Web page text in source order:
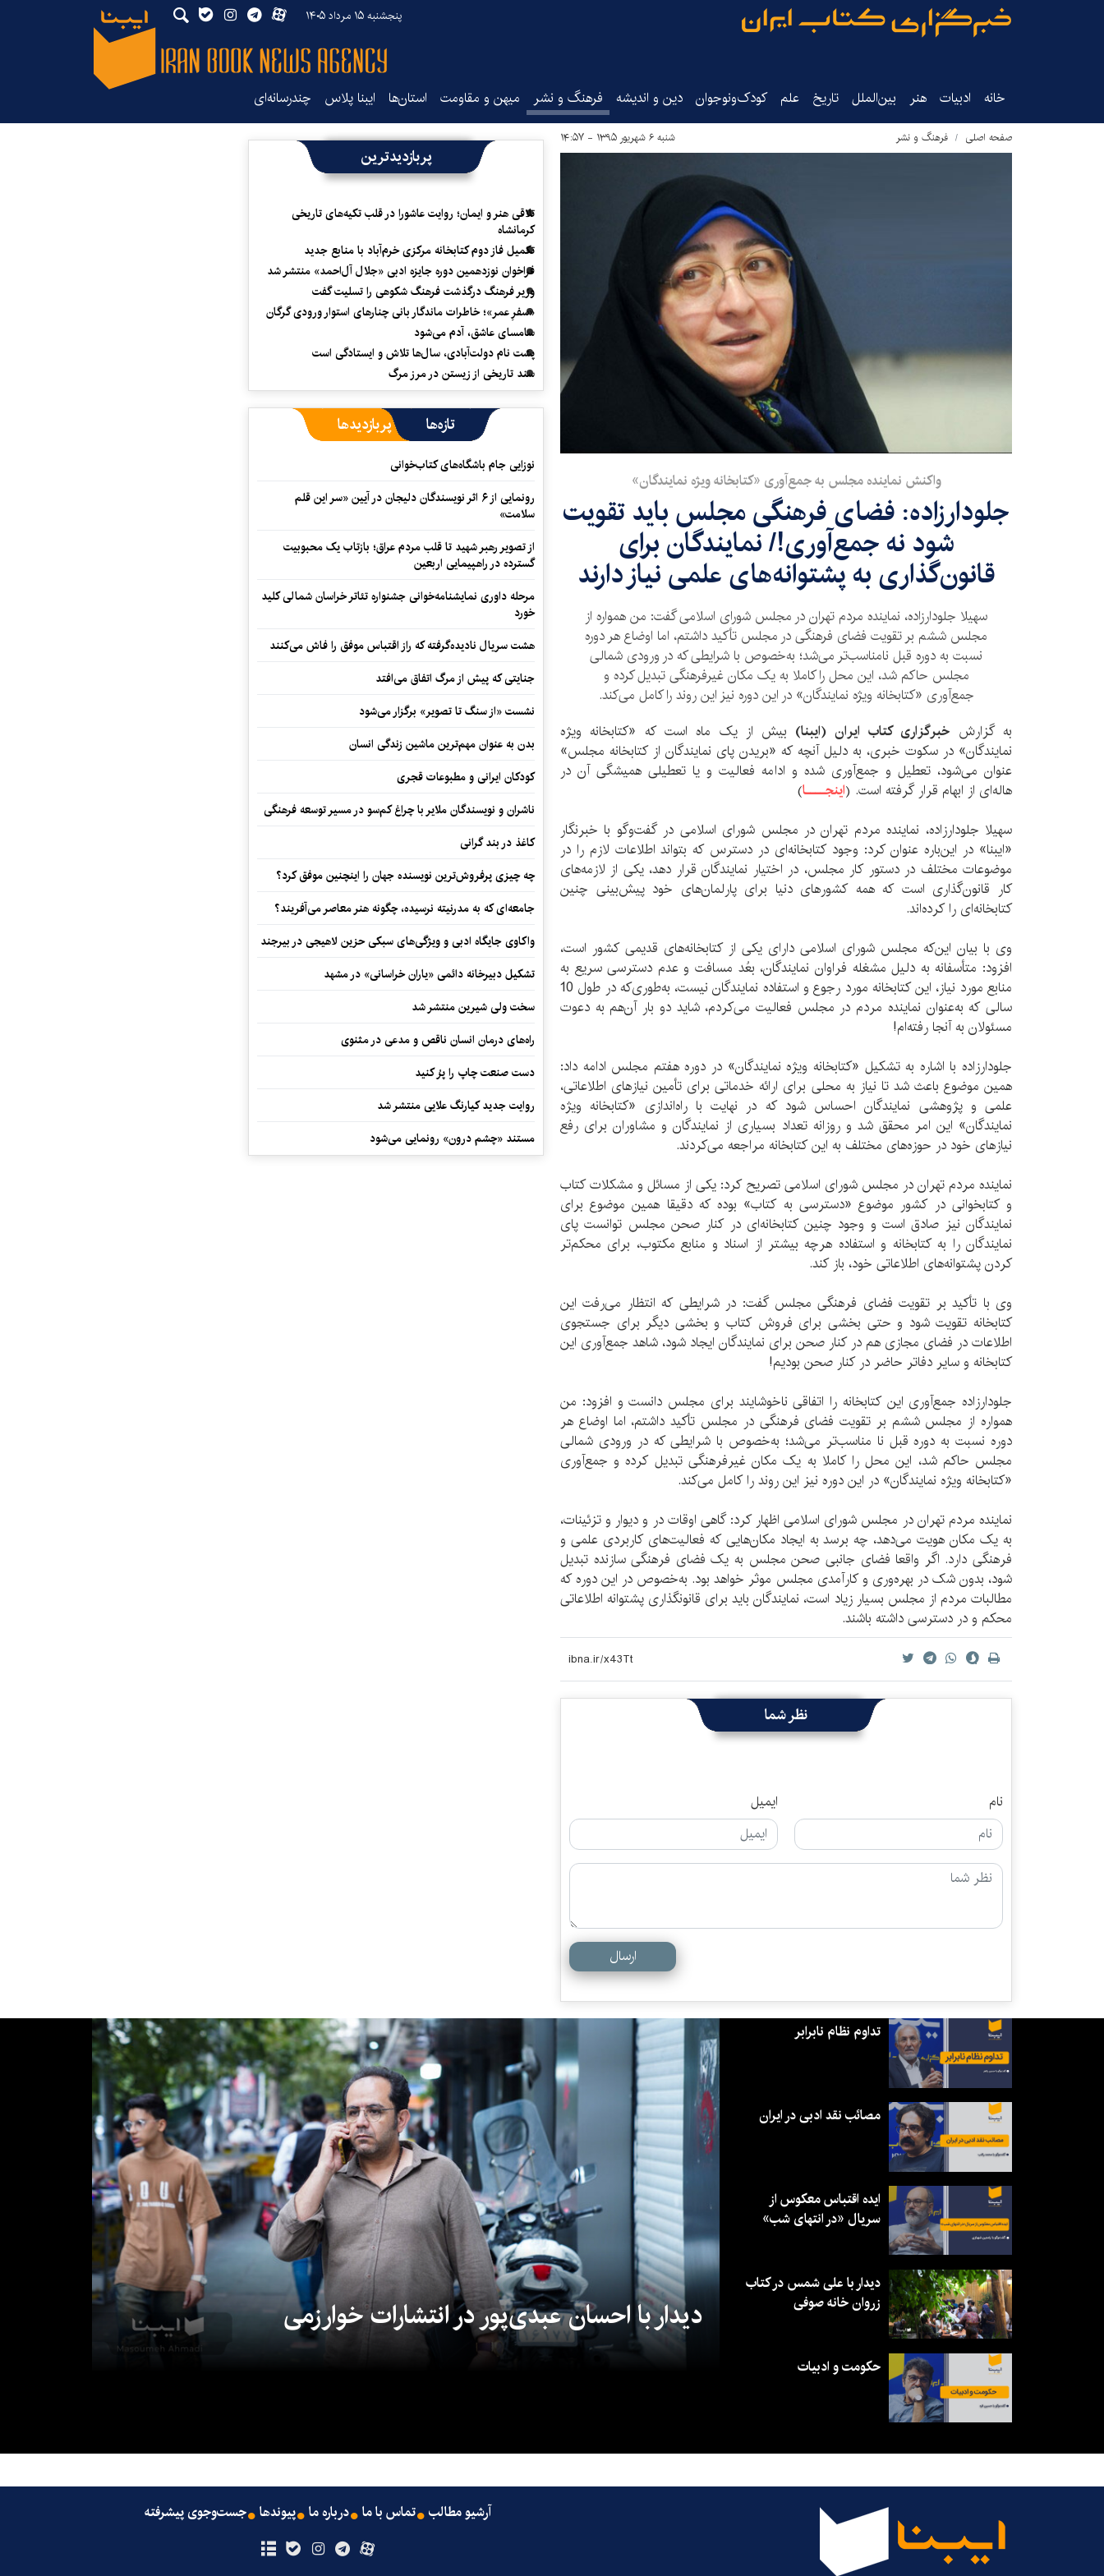
پنجشنبه ۱۵ مرداد ۱۴۰۵
خانه ادبیات هنر بین‌الملل تاریخ‌ علم کودک‌ونوجوان دین و اندیشه فرهنگ و نشر میهن و مقاومت استان‌ها ایبنا پلاس چندرسانه‌ای
صفحه اصلی فرهنگ و نشر شنبه ۶ شهریور ۱۳۹۵ - ۱۴:۵۷
واکنش نماینده مجلس به جمع‌آوری «کتابخانه ویژه نمایندگان»
جلودارزاده: فضای فرهنگی مجلس باید تقویت
شود نه جمع‌آوری!/ نمایندگان برای
قانون‌گذاری به پشتوانه‌های علمی نیاز دارند
سهیلا جلودارزاده، نماینده مردم تهران در مجلس شورای اسلامی گفت: من همواره از
مجلس ششم بر تقویت فضای فرهنگی در مجلس تأکید داشتم، اما اوضاع هر دوره
نسبت به دوره قبل نامناسب‌تر می‌شد؛ به‌خصوص با شرایطی که در ورودی شمالی
مجلس حاکم شد، این محل را کاملا به یک مکان غیرفرهنگی تبدیل کرده و
جمع‌آوری «کتابخانه ویژه نمایندگان» در این دوره نیز این روند را کامل می‌کند.
به گزارش خبرگزاری کتاب ایران (ایبنا) بیش از یک ماه است که «کتابخانه ویژه
نمایندگان» در سکوت خبری، به دلیل آنچه که «بریدن پای نمایندگان از کتابخانه مجلس»
عنوان می‌شود، تعطیل و جمع‌آوری شده و ادامه فعالیت و یا تعطیلی همیشگی آن در
هاله‌ای از ابهام قرار گرفته است. (اینجــــا)
سهیلا جلودارزاده، نماینده مردم تهران در مجلس شورای اسلامی در گفت‌وگو با خبرنگار
«ایبنا» در این‌باره عنوان کرد: وجود کتابخانه‌ای در دسترس که بتواند اطلاعات لازم را در
موضوعات مختلف در دستور کار مجلس، در اختیار نمایندگان قرار دهد، یکی از لازمه‌های
کار قانون‌گذاری است که همه کشورهای دنیا برای پارلمان‌های خود پیش‌بینی چنین
کتابخانه‌ای را کرده‌اند.
وی با بیان این‌که مجلس شورای اسلامی دارای یکی از کتابخانه‌های قدیمی کشور است،
افزود: متأسفانه به دلیل مشغله فراوان نمایندگان، بعُد مسافت و عدم دسترسی سریع به
منابع مورد نیاز، این کتابخانه مورد رجوع و استفاده نمایندگان نیست، به‌طوری‌که در طول 10
سالی که به‌عنوان نماینده مردم در مجلس فعالیت می‌کردم، شاید دو بار آن‌هم به دعوت
مسئولان به آنجا رفته‌ام!
جلودارزاده با اشاره به تشکیل «کتابخانه ویژه نمایندگان» در دوره هفتم مجلس ادامه داد:
همین موضوع باعث شد تا نیاز به محلی برای ارائه خدماتی برای تأمین نیازهای اطلاعاتی،
علمی و پژوهشی نمایندگان احساس شود که در نهایت با راه‌اندازی «کتابخانه ویژه
نمایندگان» این امر محقق شد و روزانه تعداد بسیاری از نمایندگان و مشاوران برای رفع
نیازهای خود در حوزه‌های مختلف به این کتابخانه مراجعه می‌کردند.
نماینده مردم تهران در مجلس شورای اسلامی تصریح کرد: یکی از مسائل و مشکلات کتاب
و کتابخوانی در کشور موضوع «دسترسی به کتاب» بوده که دقیقا همین موضوع برای
نمایندگان نیز صادق است و وجود چنین کتابخانه‌ای در کنار صحن مجلس توانست پای
نمایندگان را به کتابخانه و استفاده هرچه بیشتر از اسناد و منابع مکتوب، برای محکم‌تر
کردن پشتوانه‌های اطلاعاتی خود، باز کند.
وی با تأکید بر تقویت فضای فرهنگی مجلس گفت: در شرایطی که انتظار می‌رفت این
کتابخانه تقویت شود و حتی بخشی برای فروش کتاب و بخشی دیگر برای جستجوی
اطلاعات در فضای مجازی هم در کنار صحن برای نمایندگان ایجاد شود، شاهد جمع‌آوری این
کتابخانه و سایر دفاتر حاضر در کنار صحن بودیم!
جلودارزاده جمع‌آوری این کتابخانه را اتفاقی ناخوشایند برای مجلس دانست و افزود: من
همواره از مجلس ششم بر تقویت فضای فرهنگی در مجلس تأکید داشتم، اما اوضاع هر
دوره نسبت به دوره قبل نا مناسب‌تر می‌شد؛ به‌خصوص با شرایطی که در ورودی شمالی
مجلس حاکم شد، این محل را کاملا به یک مکان غیرفرهنگی تبدیل کرده و جمع‌آوری
«کتابخانه ویژه نمایندگان» در این دوره نیز این روند را کامل می‌کند.
نماینده مردم تهران در مجلس شورای اسلامی اظهار کرد: گاهی اوقات در و دیوار و تزئینات،
به یک مکان هویت می‌دهد، چه برسد به ایجاد مکان‌هایی که فعالیت‌های کاربردی علمی و
فرهنگی دارد. اگر واقعا فضای جانبی صحن مجلس به یک فضای فرهنگی سازنده تبدیل
شود، بدون شک در بهره‌وری و کارآمدی مجلس موثر خواهد بود. به‌خصوص در این دوره که
مطالبات مردم از مجلس بسیار زیاد است، نمایندگان باید برای قانونگذاری پشتوانه اطلاعاتی
محکم و در دسترسی داشته باشند.
نظر شما
نام ایمیل
ارسال
پربازدیدترین
تلاقی هنر و ایمان؛ روایت عاشورا در قلب تکیه‌های تاریخی
کرمانشاه
تکمیل فاز دوم کتابخانه مرکزی خرم‌آباد با منابع جدید
فراخوان نوزدهمین دوره جایزه ادبی «جلال آل‌احمد» منتشر شد
وزیر فرهنگ درگذشت فرهنگ شکوهی را تسلیت گفت
«سفرِ عمر»؛ خاطرات ماندگار بانی چنارهای استوار ورودی گرگان
سامسای عاشق، آدم می‌شود
پشت نام دولت‌آبادی، سال‌ها تلاش و ایستادگی است
سند تاریخی از زیستن در مرز مرگ
تازه‌ها پربازدیدها
نوزایی جام باشگاه‌های کتاب‌خوانی
رونمایی از ۶ اثر نویسندگان دلیجان در آیین «سر این قلم
سلامت»
از تصویر رهبر شهید تا قلب مردم عراق؛ بازتاب یک محبوبیت
گسترده در راهپیمایی اربعین
مرحله داوری نمایشنامه‌خوانی جشنواره تئاتر خراسان شمالی کلید
خورد
هشت سریال نادیده‌گرفته که راز اقتباس موفق را فاش می‌کنند
جنایتی که پیش از مرگ اتفاق می‌افتد
نشست «از سنگ تا تصویر» برگزار می‌شود
بدن به عنوان مهم‌ترین ماشین زندگی انسان
کودکان ایرانی و مطبوعات قجری
ناشران و نویسندگان ملایر با چراغ کم‌سو در مسیر توسعه فرهنگی
کاغذ در بند گرانی
چه چیزی پرفروش‌ترین نویسنده جهان را اینچنین موفق کرد؟
جامعه‌ای که به مدرنیته نرسیده، چگونه هنر معاصر می‌آفریند؟
واکاوی جایگاه ادبی و ویژگی‌های سبکی حزین لاهیجی در بیرجند
تشکیل دبیرخانه دائمی «یاران خراسانی» در مشهد
سخت ولی شیرین منتشر شد
راه‌های درمان انسان ناقص و مدعی در مثنوی
دست صنعت چاپ را پرُ کنید
روایت جدید کیارنگ علایی منتشر شد
مستند «چشم درون» رونمایی می‌شود
دیدار با احسان عبدی‌پور در انتشارات خوارزمی
تداوم نظام نابرابر
مصائب نقد ادبی در ایران
ایده اقتباس معکوس از
سریال «در انتهای شب»
دیدار با علی شمس در کتاب
زروان خانه صوفی
حکومت و ادبیات
آرشیو مطالب تماس با ما درباره ما پیوندها جست‌وجوی پیشرفته